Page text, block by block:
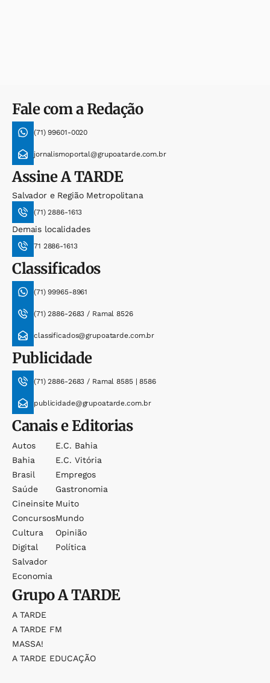
Fale com a Redação
(71) 99601-0020
jornalismoportal@grupoatarde.com.br
AssineA TARDE
Salvador e Região Metropolitana
(71) 2886-1613
Demais localidades
71 2886-1613
Classificados
(71) 99965-8961
(71) 2886-2683 / Ramal 8526
classificados@grupoatarde.com.br
Publicidade
(71) 2886-2683 / Ramal 8585 | 8586
publicidade@grupoatarde.com.br
Canais e Editorias
Autos
Bahia
Brasil
Saúde
Cineinsite
Concursos
Cultura
Digital
Salvador
Economia
E.c. Bahia
E.c. Vitória
Empregos
Gastronomia
Muito
Mundo
Opinião
Política
GrupoA TARDE
A TARDE
A TARDE FM
MASSA!
A TARDE EDUCAÇÃO